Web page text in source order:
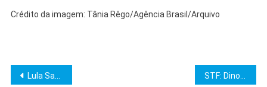
Crédito da imagem: Tânia Rêgo/Agência Brasil/Arquivo
Navegação
Lula Sanciona Orçamento 2026 com Veto de R$ 400 Milhões